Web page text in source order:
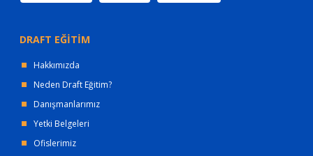
DRAFT EĞİTİM
Hakkımızda
Neden Draft Eğitim?
Danışmanlarımız
Yetki Belgeleri
Ofislerimiz